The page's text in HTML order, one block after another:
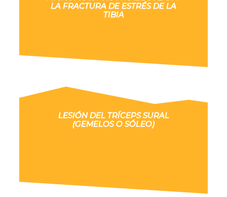
LA FRACTURA DE ESTRÉS DE LA
TIBIA
LESIÓN DEL TRÍCEPS SURAL
(GEMELOS O SÓLEO)